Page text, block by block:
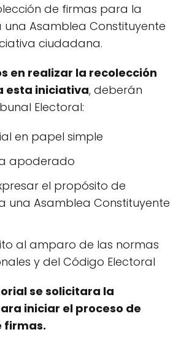
de firmas para la
Asamblea Constituyente
ciudadana.
en realizar la recolección
esta iniciativa, deberán
Electoral:
en papel simple
apoderado
el propósito de
una Asamblea Constituyente
al amparo de las normas
y del Código Electoral
se solicitara la
iniciar el proceso de
firmas.